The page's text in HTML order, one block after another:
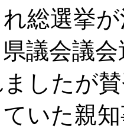
総選挙
議会議
したが
いた親